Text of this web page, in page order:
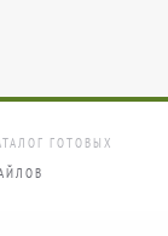
ГОТОВЫХ